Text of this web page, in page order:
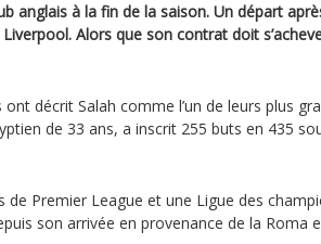
anglais à la fin de la saison. Un départ
Liverpool. Alors que son contrat doit
décrit Salah comme l’un de leurs plus
de 33 ans, a inscrit 255 buts en 435
de Premier League et une Ligue des
son arrivée en provenance de la Roma